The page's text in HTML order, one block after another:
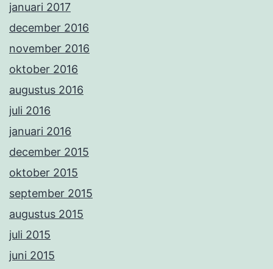
januari 2017
december 2016
november 2016
oktober 2016
augustus 2016
juli 2016
januari 2016
december 2015
oktober 2015
september 2015
augustus 2015
juli 2015
juni 2015